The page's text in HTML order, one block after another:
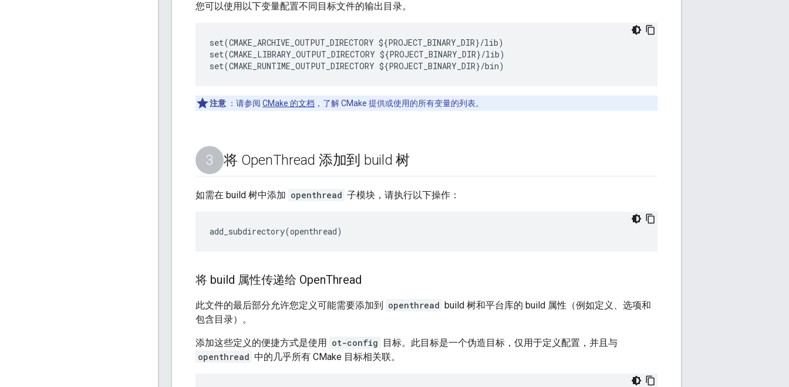
您可以使用以下变量配置不同目标文件的输出目录。
set(CMAKE_ARCHIVE_OUTPUT_DIRECTORY ${PROJECT_BINARY_DIR}/lib)
set(CMAKE_LIBRARY_OUTPUT_DIRECTORY ${PROJECT_BINARY_DIR}/lib)
注意 ：请参阅 CMake 的文档 ，了解 CMake 提供或使用的所有变量的列表。
将 OpenThread 添加到 build 树
如需在 build 树中添加 openthread 子模块，请执行以下操作：
将 build 属性传递给 OpenThread
此文件的最后部分允许您定义可能需要添加到 openthread build 树和平台库的 build 属性（例如定义、选项和
包含目录）。
添加这些定义的便捷方式是使用 ot-config 目标。此目标是一个伪造目标，仅用于定义配置，并且与
openthread 中的几乎所有 CMake 目标相关联。